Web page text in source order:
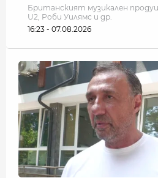
Британският музикален
U2, Роби Уилямс и др.
16:23 - 07.08.2026